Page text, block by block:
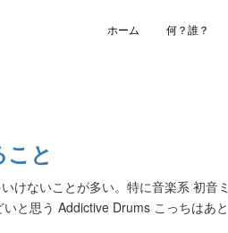
ホーム 何？誰？
と
けないことが多い。特に音楽系 初音ミ
と思う Addictive Drums こっちはあと